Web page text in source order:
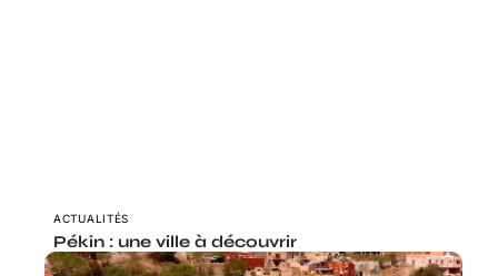
ACTUALITÉS
Pékin : une ville à découvrir